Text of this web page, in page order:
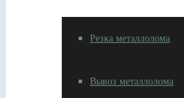
Резка металлолома
Вывоз металлолома